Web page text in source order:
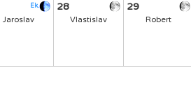
Ek.
Jaroslav
28
Vlastislav
29
Robert